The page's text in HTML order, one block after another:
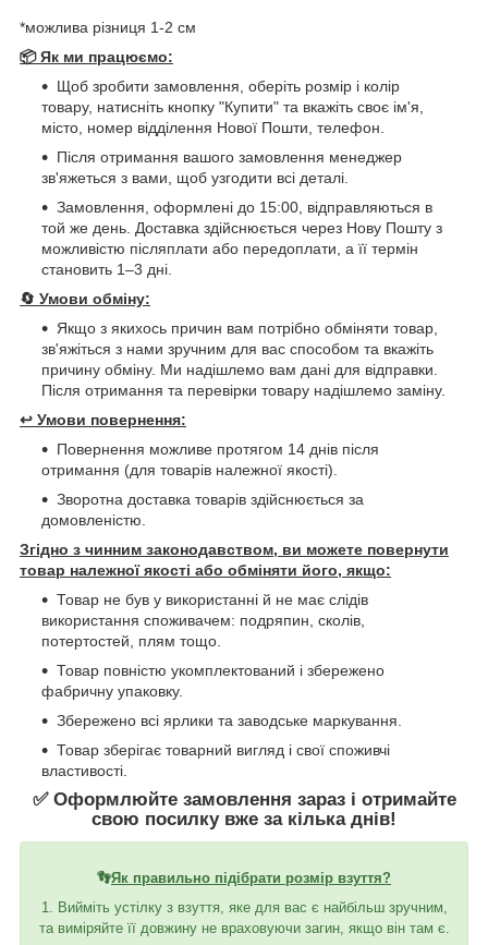
*можлива різниця 1-2 см
📦 Як ми працюємо:
Щоб зробити замовлення, оберіть розмір і колір
товару, натисніть кнопку "Купити" та вкажіть своє ім'я,
місто, номер відділення Нової Пошти, телефон.
Після отримання вашого замовлення менеджер
зв'яжеться з вами, щоб узгодити всі деталі.
Замовлення, оформлені до 15:00, відправляються в
той же день. Доставка здійснюється через Нову Пошту з
можливістю післяплати або передоплати, а її термін
становить 1–3 дні.
🔄 Умови обміну:
Якщо з якихось причин вам потрібно обміняти товар,
зв'яжіться з нами зручним для вас способом та вкажіть
причину обміну. Ми надішлемо вам дані для відправки.
Після отримання та перевірки товару надішлемо заміну.
↩️ Умови повернення:
Повернення можливе протягом 14 днів після
отримання (для товарів належної якості).
Зворотна доставка товарів здійснюється за
домовленістю.
Згідно з чинним законодавством, ви можете повернути
товар належної якості або обміняти його, якщо:
Товар не був у використанні й не має слідів
використання споживачем: подряпин, сколів,
потертостей, плям тощо.
Товар повністю укомплектований і збережено
фабричну упаковку.
Збережено всі ярлики та заводське маркування.
Товар зберігає товарний вигляд і свої споживчі
властивості.
✅ Оформлюйте замовлення зараз і отримайте
свою посилку вже за кілька днів!
👣Як правильно підібрати розмір взуття?
1. Вийміть устілку з взуття, яке для вас є найбільш зручним,
та виміряйте її довжину не враховуючи загин, якщо він там є.